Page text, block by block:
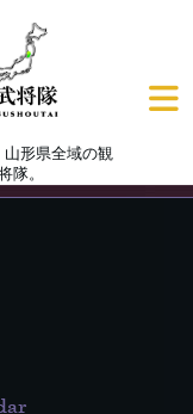
山形県全域の観
隊。